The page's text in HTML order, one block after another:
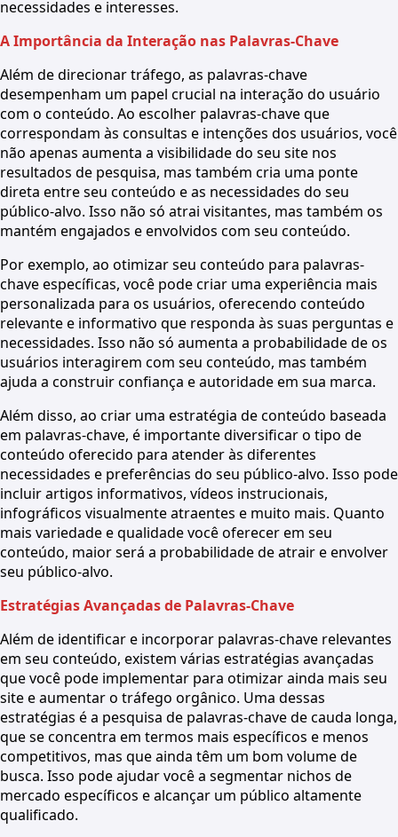
necessidades e interesses.
A Importância da Interação nas Palavras-Chave
Além de direcionar tráfego, as palavras-chave
desempenham um papel crucial na interação do usuário
com o conteúdo. Ao escolher palavras-chave que
correspondam às consultas e intenções dos usuários, você
não apenas aumenta a visibilidade do seu site nos
resultados de pesquisa, mas também cria uma ponte
direta entre seu conteúdo e as necessidades do seu
público-alvo. Isso não só atrai visitantes, mas também os
mantém engajados e envolvidos com seu conteúdo.
Por exemplo, ao otimizar seu conteúdo para palavras-
chave específicas, você pode criar uma experiência mais
personalizada para os usuários, oferecendo conteúdo
relevante e informativo que responda às suas perguntas e
necessidades. Isso não só aumenta a probabilidade de os
usuários interagirem com seu conteúdo, mas também
ajuda a construir confiança e autoridade em sua marca.
Além disso, ao criar uma estratégia de conteúdo baseada
em palavras-chave, é importante diversificar o tipo de
conteúdo oferecido para atender às diferentes
necessidades e preferências do seu público-alvo. Isso pode
incluir artigos informativos, vídeos instrucionais,
infográficos visualmente atraentes e muito mais. Quanto
mais variedade e qualidade você oferecer em seu
conteúdo, maior será a probabilidade de atrair e envolver
seu público-alvo.
Estratégias Avançadas de Palavras-Chave
Além de identificar e incorporar palavras-chave relevantes
em seu conteúdo, existem várias estratégias avançadas
que você pode implementar para otimizar ainda mais seu
site e aumentar o tráfego orgânico. Uma dessas
estratégias é a pesquisa de palavras-chave de cauda longa,
que se concentra em termos mais específicos e menos
competitivos, mas que ainda têm um bom volume de
busca. Isso pode ajudar você a segmentar nichos de
mercado específicos e alcançar um público altamente
qualificado.